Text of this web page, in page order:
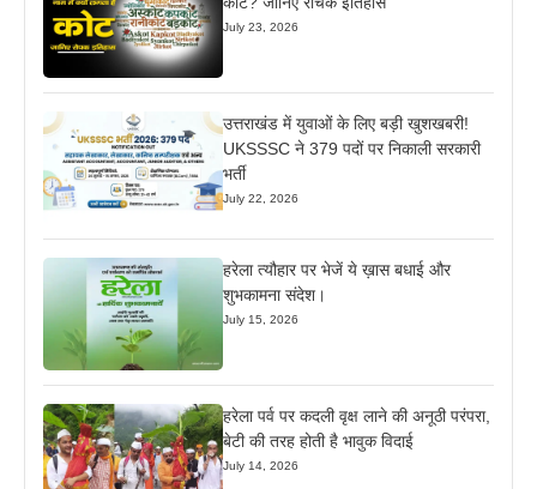
July 23, 2026
उत्तराखंड में युवाओं के लिए बड़ी खुशखबरी!
UKSSSC ने 379 पदों पर निकाली सरकारी
भर्ती
July 22, 2026
हरेला त्यौहार पर भेजें ये ख़ास बधाई और
शुभकामना संदेश।
July 15, 2026
हरेला पर्व पर कदली वृक्ष लाने की अनूठी परंपरा,
बेटी की तरह होती है भावुक विदाई
July 14, 2026